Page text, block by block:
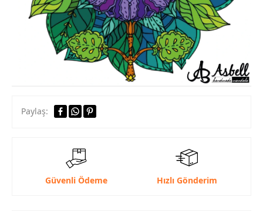
Paylaş:
Güvenli Ödeme Hızlı Gönderim